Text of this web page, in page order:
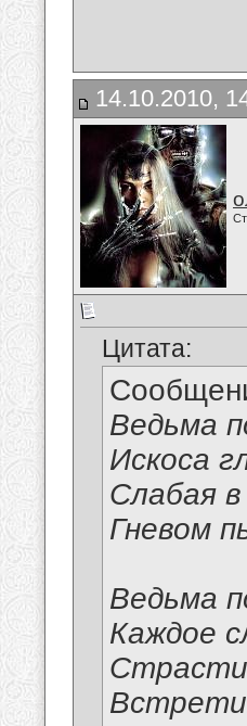
14.10.2010,
Цитата:
Ведьма
Искоса
Слабая
Гневом
Ведьма
Каждое
Страсти